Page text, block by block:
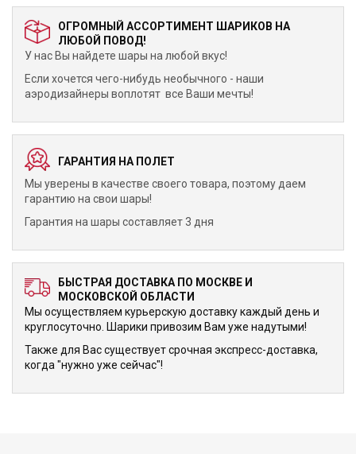
ОГРОМНЫЙ АССОРТИМЕНТ ШАРИКОВ НА
ЛЮБОЙ ПОВОД!
У нас Вы найдете шары на любой вкус!
Если хочется чего-нибудь необычного - наши
аэродизайнеры воплотят все Ваши мечты!
ГАРАНТИЯ НА ПОЛЕТ
Мы уверены в качестве своего товара, поэтому даем
гарантию на свои шары!
Гарантия на шары составляет 3 дня
БЫСТРАЯ ДОСТАВКА ПО МОСКВЕ И
МОСКОВСКОЙ ОБЛАСТИ
Мы осуществляем курьерскую доставку каждый день и
круглосуточно. Шарики привозим Вам уже надутыми!
Также для Вас существует срочная экспресс-доставка,
когда "нужно уже сейчас"!